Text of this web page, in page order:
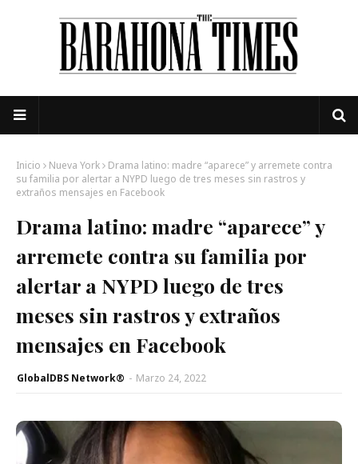
Inicio Nueva York
Drama latino: madre “aparece” y arremete contra
su familia por alertar a NYPD luego de tres meses sin rastros y
extraños mensajes en Facebook
Drama latino: madre “aparece” y
arremete contra su familia por
alertar a NYPD luego de tres
meses sin rastros y extraños
mensajes en Facebook
GlobalDBS Network® - Marzo 24, 2022